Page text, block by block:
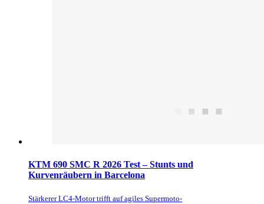
KTM 690 SMC R 2026 Test – Stunts und
Kurvenräubern in Barcelona
Stärkerer LC4-Motor trifft auf agiles Supermoto-